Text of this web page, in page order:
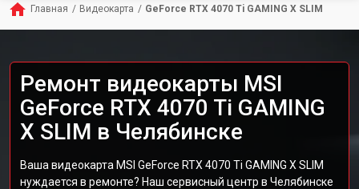
Главная / Видеокарта / GeForce RTX 4070 Ti GAMING X SLIM
Ремонт видеокарты MSI
GeForce RTX 4070 Ti GAMING
X SLIM в Челябинске
Ваша видеокарта MSI GeForce RTX 4070 Ti GAMING X SLIM
нуждается в ремонте? Наш сервисный центр в Челябинске